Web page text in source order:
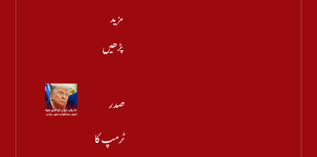
مزید
پڑھیں
صدر
ٹرمپ کا